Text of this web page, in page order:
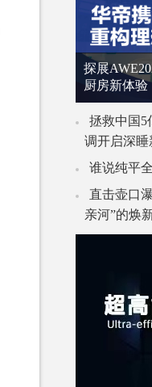
探展
厨房新体验
拯救中国5
调开启深睡
谁说纯平
直击壶口
亲河”的焕